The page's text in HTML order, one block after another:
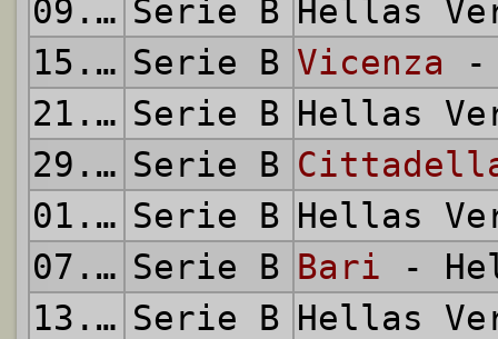
09.10.2011 Serie B Hellas
15.10.2011 Serie B Vicenza -
21.10.2011 Serie B Hellas
29.10.2011 Serie B
01.11.2011 Serie B Hellas
07.11.2011 Serie B Bari -
13.11.2011 Serie B Hellas